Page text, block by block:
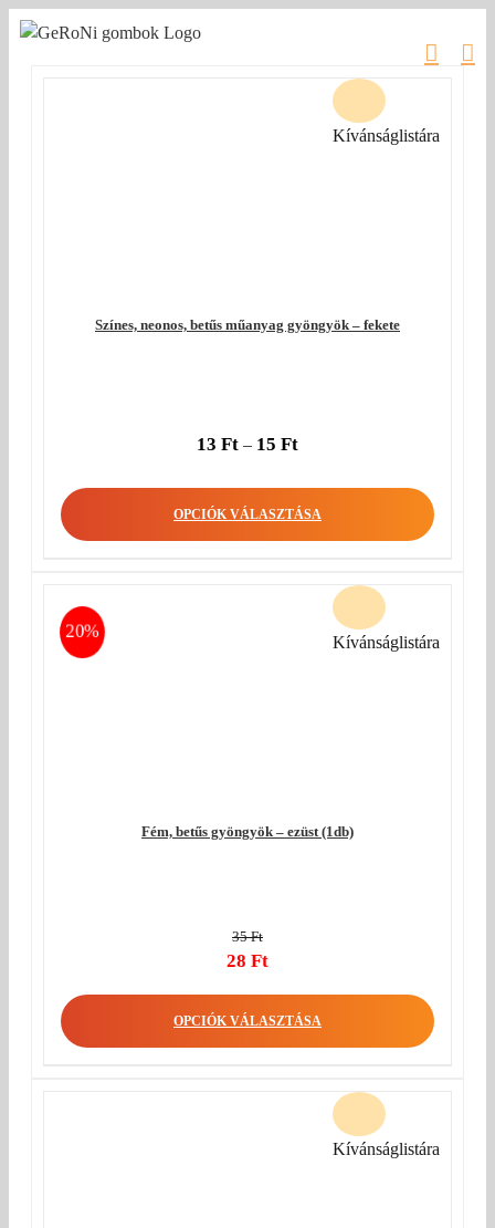
Kihagyás
Színes, neonos, betűs műanyag gyöngyök – fekete
13 Ft – 15 Ft
OPCIÓK VÁLASZTÁSA
Kívánságlistára
20%
Fém, betűs gyöngyök – ezüst (1db)
35Ft
Original
was:
28 Ft
price
OPCIÓK VÁLASZTÁSA
Kívánságlistára
Kívánságlistára